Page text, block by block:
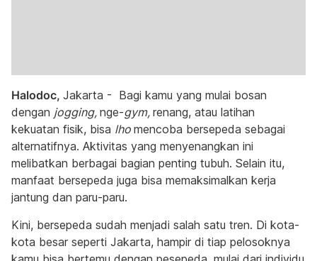
Halodoc, Jakarta - Bagi kamu yang mulai bosan
dengan jogging, nge-gym, renang, atau latihan
kekuatan fisik, bisa lho mencoba bersepeda sebagai
alternatifnya. Aktivitas yang menyenangkan ini
melibatkan berbagai bagian penting tubuh. Selain itu,
manfaat bersepeda juga bisa memaksimalkan kerja
jantung dan paru-paru.
Kini, bersepeda sudah menjadi salah satu tren. Di kota-
kota besar seperti Jakarta, hampir di tiap pelosoknya